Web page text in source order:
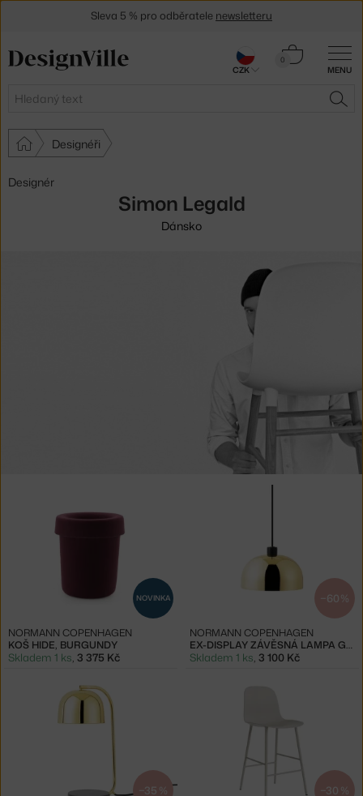
MENU
Hledat
0
Košík
Designéři
Designér
Simon Legald
Dánsko
NOVINKA
KOŠ HIDE, BURGUNDY
NORMANN COPENHAGEN
Skladem 1 ks, 3 375 Kč
−60 %
EX-DISPLAY ZÁVĚSNÁ LAMPA GRANT Ø23, BRASS
NORMANN COPENHAGEN
Skladem 1 ks, 3 100 Kč
−35 % −30 %
Sleva 5 % pro odběratele newsletteru
CZK